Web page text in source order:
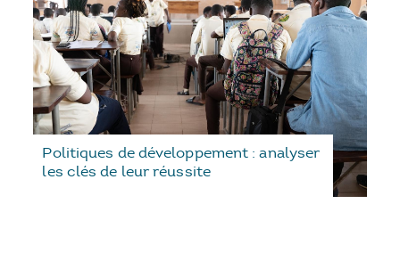
Politiques de développement : analyser
les clés de leur réussite